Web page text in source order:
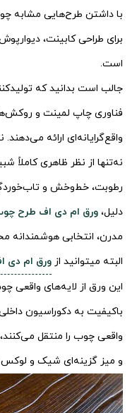
با داشتن طرح‌هایی مشابه
برای طراحی کابینت،
است.
جالب است بدانید که
فناوری چاپ لمینت و
واقع‌گرایانه‌ای ارائه
نه‌تنها از نظر ظاهری کاملاً
رطوبت، خط‌وخش و
دلیل، ورق ام دی اف طرح
مدرن، انتخابی
البته میتوانید از ورق ام دی
این ورق از لایه‌های
باکیفیت به دکوراسیون
واقعی چوب را منتقل
و میز گزینه‌ای شیک و